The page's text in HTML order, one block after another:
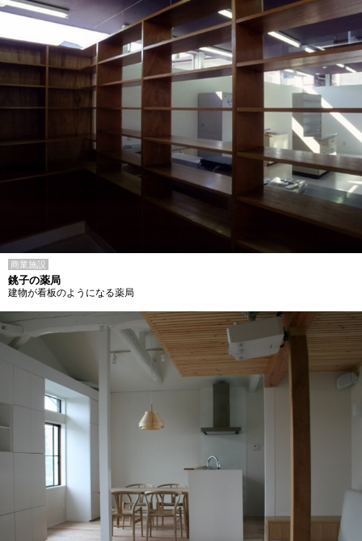
商業施設
銚子の薬局
建物が看板のようになる薬局